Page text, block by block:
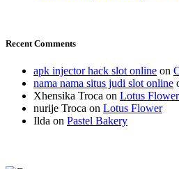
Recent Comments
apk injector hack slot online on
nama nama situs judi slot online
Xhensika Troca on Lotus Flower
nurije Troca on Lotus Flower
Ilda on Pastel Bakery